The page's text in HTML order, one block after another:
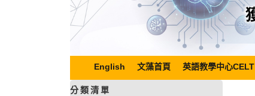
English 文藻首頁 英語教學中心CELT
分類清單